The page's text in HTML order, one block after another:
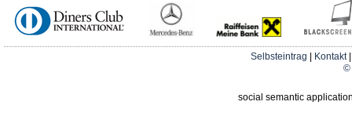
Selbsteintrag Kontakt
©
social semantic